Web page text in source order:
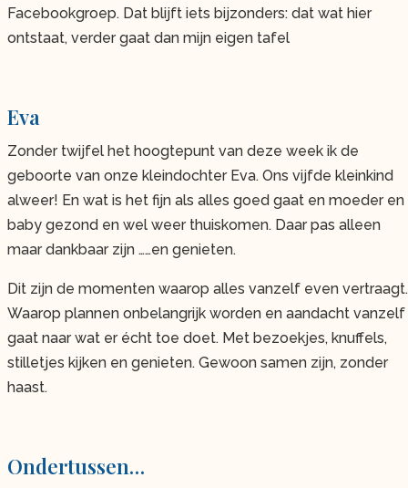
Facebookgroep. Dat blijft iets bijzonders: dat wat hier
ontstaat, verder gaat dan mijn eigen tafel
Eva
Zonder twijfel het hoogtepunt van deze week ik de
geboorte van onze kleindochter Eva. Ons vijfde kleinkind
alweer! En wat is het fijn als alles goed gaat en moeder en
baby gezond en wel weer thuiskomen. Daar pas alleen
maar dankbaar zijn ……en genieten.
Dit zijn de momenten waarop alles vanzelf even vertraagt.
Waarop plannen onbelangrijk worden en aandacht vanzelf
gaat naar wat er écht toe doet. Met bezoekjes, knuffels,
stilletjes kijken en genieten. Gewoon samen zijn, zonder
haast.
Ondertussen…